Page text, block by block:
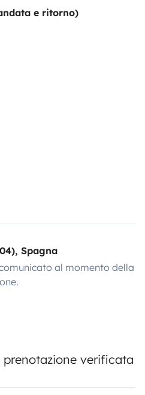
e ritorno)
Spagna
al momento della
prenotazione verificata